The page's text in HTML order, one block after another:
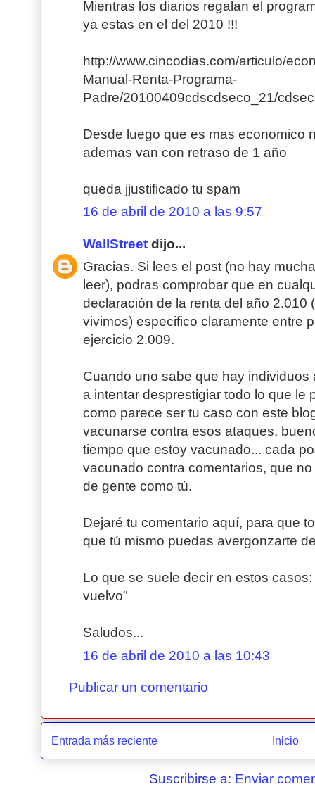
Mientras los diarios regalan el
ya estas en el del 2010 !!!
http://www.cincodias.com/articulo/
Manual-Renta-Programa-
Padre/20100409cdscdseco_21/
Desde luego que es mas economico
ademas van con retraso de 1 año
queda jjustificado tu spam
16 de abril de 2010 a las 9:57
WallStreet dijo...
Gracias. Si lees el post (no hay
leer), podras comprobar que en
declaración de la renta del año 2.010
vivimos) especifico claramente entre
ejercicio 2.009.
Cuando uno sabe que hay
a intentar desprestigiar todo lo que le
como parece ser tu caso con este
vacunarse contra esos ataques,
tiempo que estoy vacunado... cada
vacunado contra comentarios, que
de gente como tú.
Dejaré tu comentario aquí, para que
que tú mismo puedas avergonzarte
Lo que se suele decir en estos
vuelvo"
Saludos...
16 de abril de 2010 a las 10:43
Publicar un comentario
Entrada más reciente Inicio
Suscribirse a: Enviar